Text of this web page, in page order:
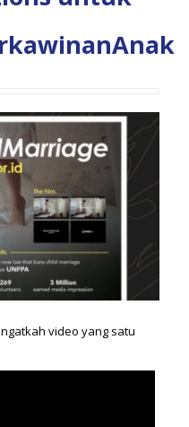
video yang satu